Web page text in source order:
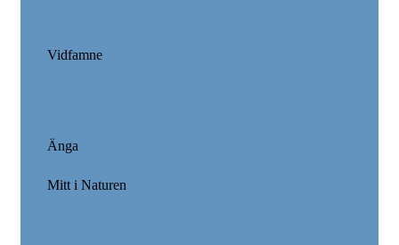
Vidfamne
Änga
Mitt i Naturen